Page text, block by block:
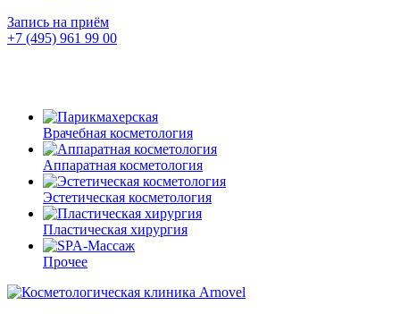
Запись на приём
+7 (495) 961 99 00
Врачебная косметология
Аппаратная косметология
Эстетическая косметология
Пластическая хирургия
Прочее